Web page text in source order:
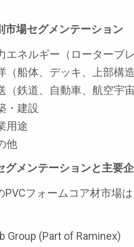
市場セグメンテーション
エネルギー（ローターブレ
（船体、デッキ、上部構造
（鉄道、自動車、航空宇宙
・建設
用途
他
グメンテーションと主要
PVCフォームコア材市場
Group (Part of Raminex)